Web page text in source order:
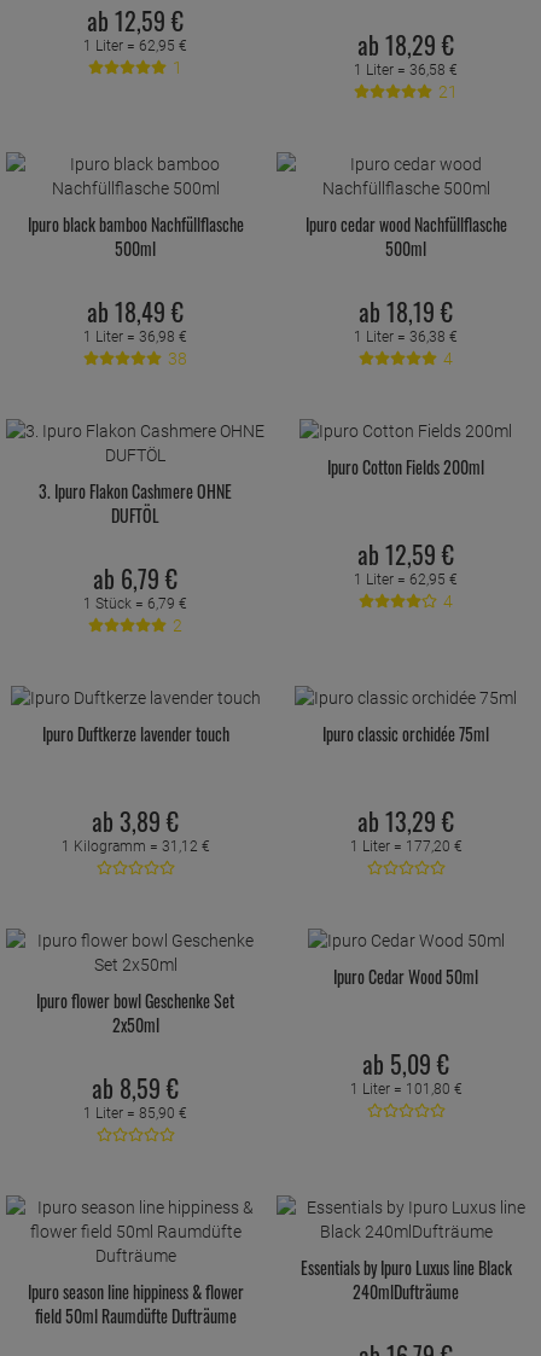
ab 12,59 €
1 Liter = 62,95 €
1
ab 18,29 €
1 Liter = 36,58 €
21
Ipuro black bamboo Nachfüllflasche
500ml
ab 18,49 €
1 Liter = 36,98 €
38
Ipuro cedar wood Nachfüllflasche
500ml
ab 18,19 €
1 Liter = 36,38 €
4
3. Ipuro Flakon Cashmere OHNE
DUFTÖL
ab 6,79 €
1 Stück = 6,79 €
2
Ipuro Cotton Fields 200ml
ab 12,59 €
1 Liter = 62,95 €
4
Ipuro Duftkerze lavender touch
ab 3,89 €
1 Kilogramm = 31,12 €
Ipuro classic orchidée 75ml
ab 13,29 €
1 Liter = 177,20 €
Ipuro flower bowl Geschenke Set
2x50ml
ab 8,59 €
1 Liter = 85,90 €
Ipuro Cedar Wood 50ml
ab 5,09 €
1 Liter = 101,80 €
Ipuro season line hippiness & flower
field 50ml Raumdüfte Dufträume
Essentials by Ipuro Luxus line Black
240mlDufträume